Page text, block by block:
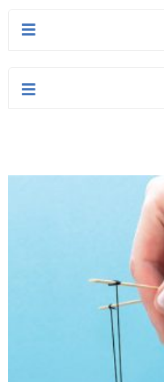
אורנה לוי אליהו